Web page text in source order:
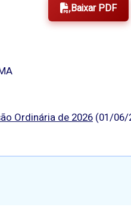
Baixar PDF
Ordinária de 2026 (01/06/